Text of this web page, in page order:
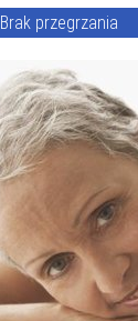
Brak przegrzania